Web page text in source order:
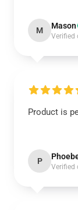
M Mason
Verified
Product is
P
Verified